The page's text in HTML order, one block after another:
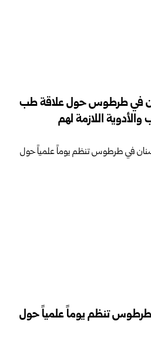
في طرطوس حول علاقة طب
اللازمة لهم
طرطوس تنظم يوماً علمياً حول